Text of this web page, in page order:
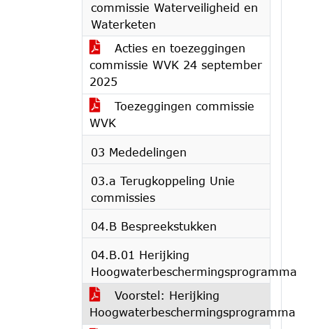
commissie Waterveiligheid en
Waterketen
Acties en toezeggingen
commissie WVK 24 september
2025
Toezeggingen commissie
WVK
03 Mededelingen
03.a Terugkoppeling Unie
commissies
04.B Bespreekstukken
04.B.01 Herijking
Hoogwaterbeschermingsprogramma
Voorstel: Herijking
Hoogwaterbeschermingsprogramma